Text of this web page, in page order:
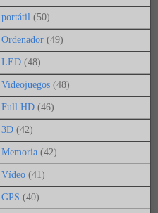
portátil (50)
Ordenador (49)
LED (48)
Videojuegos (48)
Full HD (46)
3D (42)
Memoria (42)
Vídeo (41)
GPS (40)